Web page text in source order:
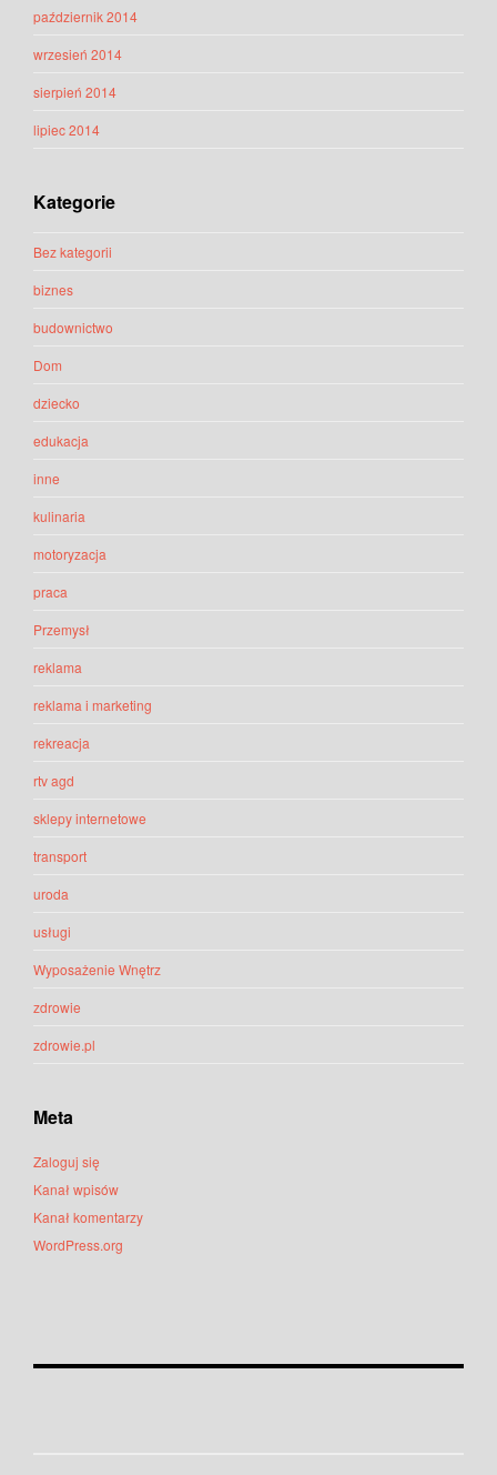
październik 2014
wrzesień 2014
sierpień 2014
lipiec 2014
Kategorie
Bez kategorii
biznes
budownictwo
Dom
dziecko
edukacja
inne
kulinaria
motoryzacja
praca
Przemysł
reklama
reklama i marketing
rekreacja
rtv agd
sklepy internetowe
transport
uroda
usługi
Wyposażenie Wnętrz
zdrowie
zdrowie.pl
Meta
Zaloguj się
Kanał wpisów
Kanał komentarzy
WordPress.org